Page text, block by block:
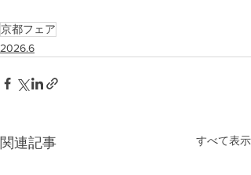
京都フェア
2026.6
関連記事 すべて表示